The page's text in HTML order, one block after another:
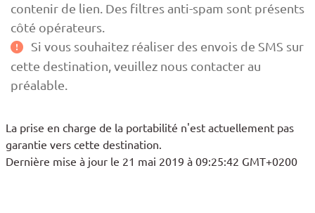
contenir de lien. Des filtres anti-spam sont présents
côté opérateurs.
Si vous souhaitez réaliser des envois de SMS sur
cette destination, veuillez nous contacter au
préalable.
La prise en charge de la portabilité n'est actuellement pas
garantie vers cette destination.
Dernière mise à jour le 21 mai 2019 à 09:25:42 GMT+0200